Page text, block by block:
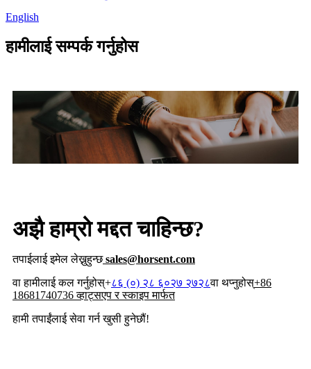
English
हामीलाई सम्पर्क गर्नुहोस
अझै हाम्रो मद्दत चाहिन्छ?
तपाईलाई इमेल लेख्नुहुन्छsales@horsent.com
वा हामीलाई कल गर्नुहोस्+८६ (०) २८ ६०२७ २७२८वा थप्नुहोस्+86
18681740736 व्हाट्सएप र स्काइप मार्फत
हामी तपाईंलाई सेवा गर्न खुसी हुनेछौं!